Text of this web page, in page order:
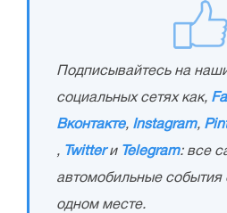
Подписывайтесь на
социальных сетях как,
Вконтакте, Instagram,
, Twitterи Telegram: все
автомобильные события
одном месте.